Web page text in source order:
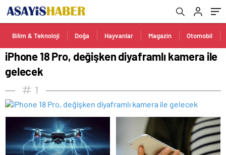
Bilim & Teknoloji Doğa Hayvanlar Magazin Otomobil
iPhone 18 Pro, değişken diyaframlı kamera ile
gelecek
1